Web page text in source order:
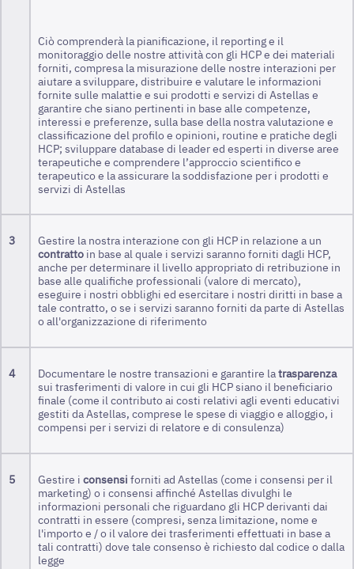
Ciò comprenderà la pianificazione, il reporting e il
monitoraggio delle nostre attività con gli HCP e dei materiali
forniti, compresa la misurazione delle nostre interazioni per
aiutare a sviluppare, distribuire e valutare le informazioni
fornite sulle malattie e sui prodotti e servizi di Astellas e
garantire che siano pertinenti in base alle competenze,
interessi e preferenze, sulla base della nostra valutazione e
classificazione del profilo e opinioni, routine e pratiche degli
HCP; sviluppare database di leader ed esperti in diverse aree
terapeutiche e comprendere l’approccio scientifico e
terapeutico e la assicurare la soddisfazione per i prodotti e
servizi di Astellas
3
Gestire la nostra interazione con gli HCP in relazione a un
contratto in base al quale i servizi saranno forniti dagli HCP,
anche per determinare il livello appropriato di retribuzione in
base alle qualifiche professionali (valore di mercato),
eseguire i nostri obblighi ed esercitare i nostri diritti in base a
tale contratto, o se i servizi saranno forniti da parte di Astellas
o all'organizzazione di riferimento
4 Documentare le nostre transazioni e garantire latrasparenza
sui trasferimenti di valore in cui gli HCP siano il beneficiario
finale (come il contributo ai costi relativi agli eventi educativi
gestiti da Astellas, comprese le spese di viaggio e alloggio, i
compensi per i servizi di relatore e di consulenza)
5 Gestire iconsensi forniti ad Astellas (come i consensi per il
marketing) o i consensi affinché Astellas divulghi le
informazioni personali che riguardano gli HCP derivanti dai
contratti in essere (compresi, senza limitazione, nome e
l'importo e / o il valore dei trasferimenti effettuati in base a
tali contratti) dove tale consenso è richiesto dal codice o dalla
legge